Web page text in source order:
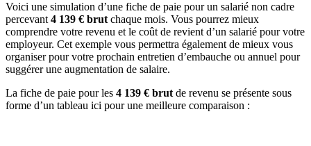
Voici une simulation d’une fiche de paie pour un salarié non cadre
percevant 4 139 € brut chaque mois. Vous pourrez mieux
comprendre votre revenu et le coût de revient d’un salarié pour votre
employeur. Cet exemple vous permettra également de mieux vous
organiser pour votre prochain entretien d’embauche ou annuel pour
suggérer une augmentation de salaire.
La fiche de paie pour les 4 139 € brut de revenu se présente sous
forme d’un tableau ici pour une meilleure comparaison :